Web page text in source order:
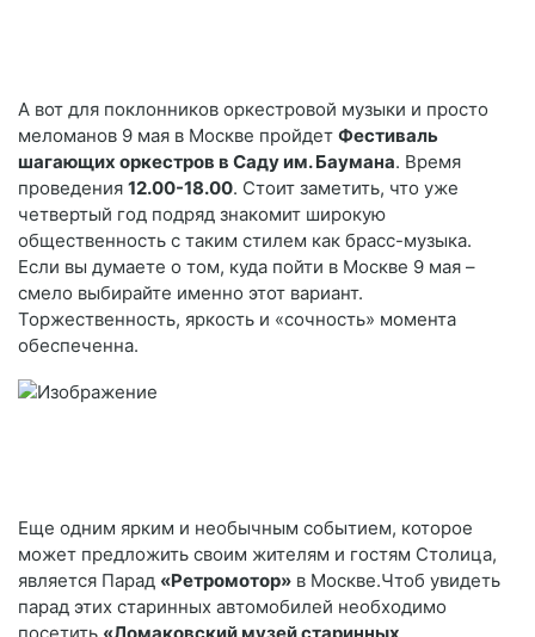
А вот для поклонников оркестровой музыки и просто
меломанов 9 мая в Москве пройдет Фестиваль
шагающих оркестров в Саду им. Баумана. Время
проведения 12.00-18.00. Стоит заметить, что уже
четвертый год подряд знакомит широкую
общественность с таким стилем как брасс-музыка.
Если вы думаете о том, куда пойти в Москве 9 мая –
смело выбирайте именно этот вариант.
Торжественность, яркость и «сочность» момента
обеспеченна.
Еще одним ярким и необычным событием, которое
может предложить своим жителям и гостям Столица,
является Парад «Ретромотор» в Москве.Чтоб увидеть
парад этих старинных автомобилей необходимо